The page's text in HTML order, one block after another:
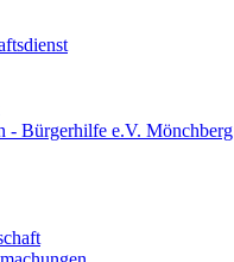
- Bürgerhilfe e.V. Mönchberg